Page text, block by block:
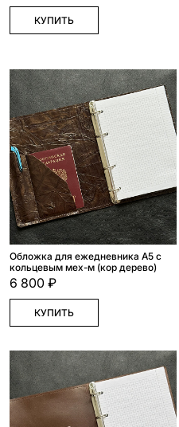
КУПИТЬ
Обложка для ежедневника А5 с
кольцевым мех-м (кор дерево)
6 800 ₽
КУПИТЬ